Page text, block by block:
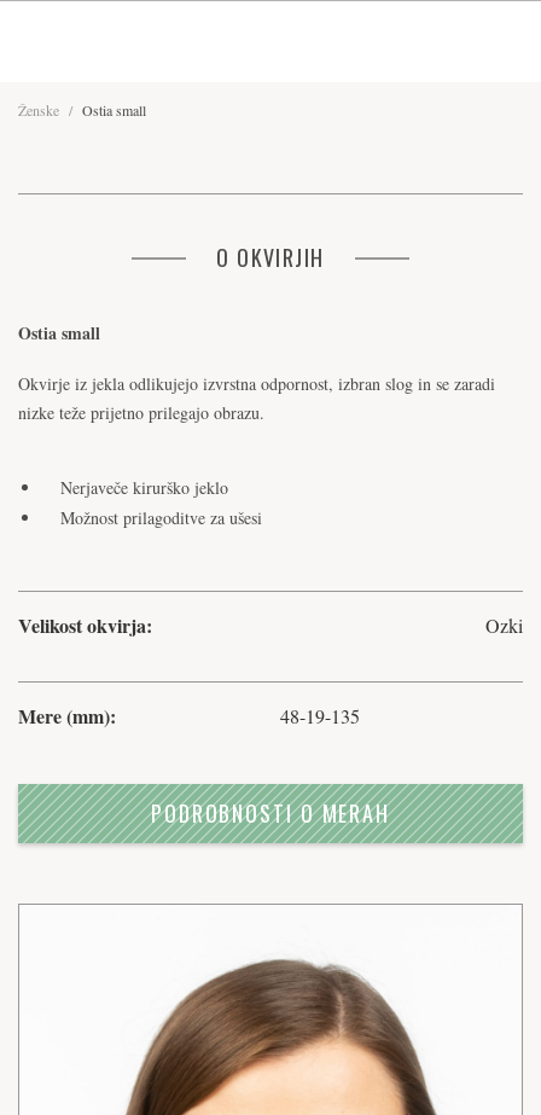
Ženske / Ostia small
O OKVIRJIH
Ostia small
Okvirje iz jekla odlikujejo izvrstna odpornost, izbran slog in se zaradi
nizke teže prijetno prilegajo obrazu.
Nerjaveče kirurško jeklo
Možnost prilagoditve za ušesi
Velikost okvirja: Ozki
Mere (mm): 48-19-135
PODROBNOSTI O MERAH